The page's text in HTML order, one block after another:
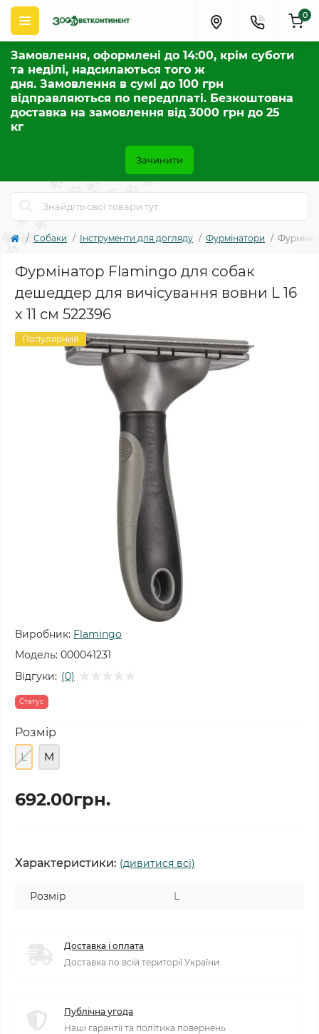
Замовлення, оформлені до 14:00, крім суботи
та неділі, надсилаються того ж
дня. Замовлення в сумі до 100 грн
відправляються по передплаті. Безкоштовна
доставка на замовлення від 3000 грн до 25
кг
Зачинити
0
Собаки Інструменти для догляду Фурмінатори
Фурмінатор Flamingo для собак
дешеддер для вичісування вовни L 16
х 11 см 522396
Популярний
Виробник: Flamingo
Модель: 000041231
Відгуки: (0)
Статус
Розмір
L
M
692.00грн.
Характеристики: (дивитися всі)
Розмір L
Доставка і оплата
Доставка по всій території України
Публічна угода
Наші гарантії та політика повернень